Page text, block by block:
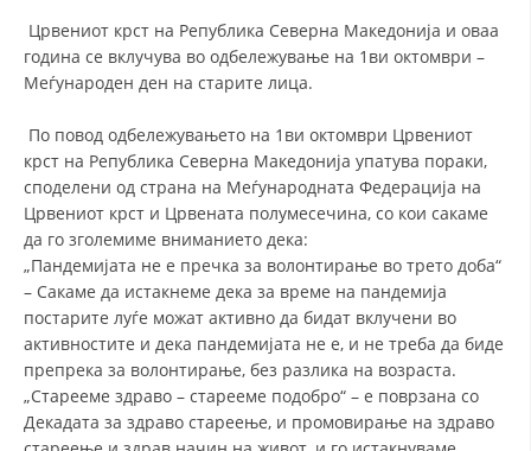
СТАТУТ НА ЦКРМ
ОРГАНИЗАЦИЈА И РАЗВОЈ
РАКОВОДЕН ОДБОР
СОБРАНИЕ
СТРУКТУРА И ОРГАНИЗАЦИОНА ПОСТАВЕНОСТ
Црвениот крст на Република Северна Македонија и оваа
година се вклучува во одбележување на 1ви октомври –
Меѓународен ден на старите лица.
По повод одбележувањето на 1ви октомври Црвениот
крст на Република Северна Македонија упатува пораки,
споделени од страна на Меѓународната Федерација на
Црвениот крст и Црвената полумесечина, со кои сакаме
да го зголемиме вниманието дека:
„Пандемијата не е пречка за волонтирање во трето доба“
– Сакаме да истакнеме дека за време на пандемија
постарите луѓе можат активно да бидат вклучени во
активностите и дека пандемијата не е, и не треба да биде
препрека за волонтирање, без разлика на возраста.
„Старееме здраво – старееме подобро“ – е поврзана со
Декадата за здраво стареење, и промовирање на здраво